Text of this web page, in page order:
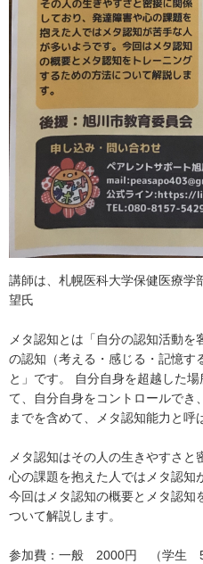
講師は、札幌医科大学保健医療
望氏
メタ認知とは「自分の認知活動
の認知（考える・感じる・記憶す
と」です。 自分自身を超越した
て、自分自身をコントロールでき
までを含めて、メタ認知能力と呼
メタ認知はその人の生きやすさ
心の課題を抱えた人ではメタ認知
今回はメタ認知の概要とメタ認知
ついて解説します。
参加費：一般 2000円 （学生